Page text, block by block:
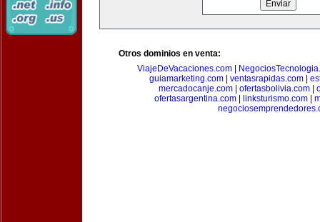
Otros dominios en venta:
ViajeDeVacaciones.com
guiamarketing.com| ventasrapidas.com|
mercadocanje.com
ofertasbolivia.com
ofertasargentina.com| linksturismo.com|